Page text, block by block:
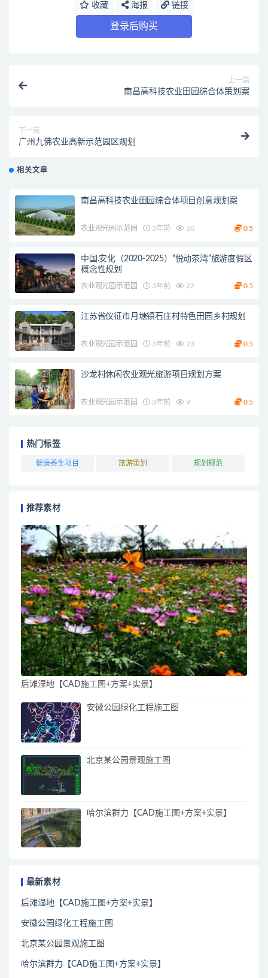
收藏 海报 链接
登录后购买
上一篇
南昌高科技农业田园综合体策划案
下一篇
广州九佛农业高新示范园区规划
相关文章
南昌高科技农业田园综合体项目创意规划案
农业观光园示范园 3年前 10 0.5
中国.安化（2020-2025）“悦动茶湾”旅游度假区
概念性规划
农业观光园示范园 3年前 22 0.5
江苏省仪征市月塘镇石庄村特色田园乡村规划
农业观光园示范园 3年前 23 0.5
沙龙村休闲农业观光旅游项目规划方案
农业观光园示范园 3年前 9 0.5
热门标签
健康养生项目 旅游策划 规划规范
推荐素材
后滩湿地【CAD施工图+方案+实景】
安徽公园绿化工程施工图
北京某公园景观施工图
哈尔滨群力【CAD施工图+方案+实景】
最新素材
后滩湿地【CAD施工图+方案+实景】
安徽公园绿化工程施工图
北京某公园景观施工图
哈尔滨群力【CAD施工图+方案+实景】